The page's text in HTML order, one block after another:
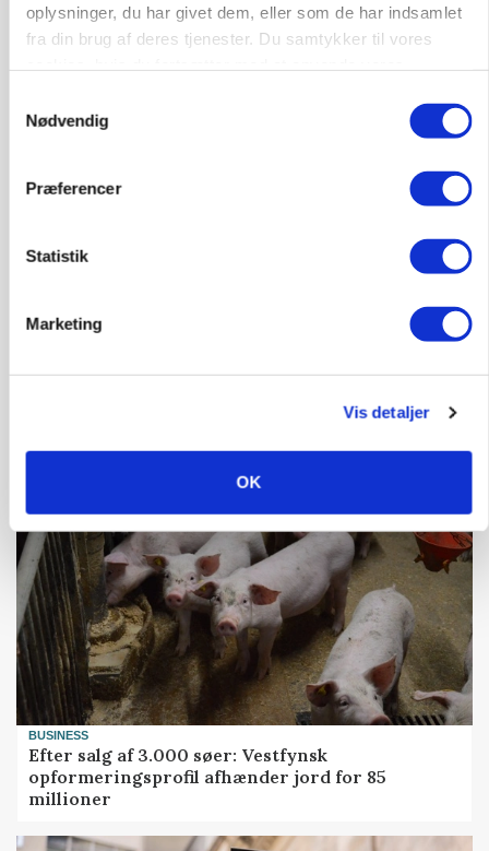
oplysninger, du har givet dem, eller som de har indsamlet
fra din brug af deres tjenester. Du samtykker til vores
Nødvendig
Præferencer
Statistik
Marketing
Vis detaljer
OK
9681, Ranum 03. aug.
Kalve
6392, Bolderslev 03. aug.
Klimastald
BUSINESS
Efter salg af 3.000 søer: Vestfynsk
opformeringsprofil afhænder jord for 85
millioner